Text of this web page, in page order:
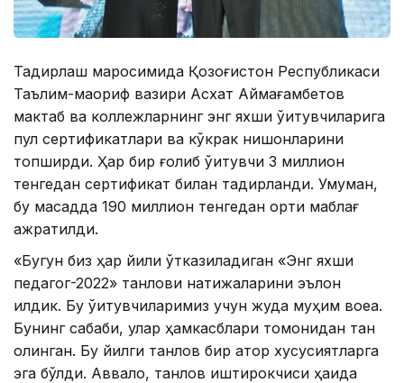
Тақдирлаш маросимида Қозоғистон Республикаси
Таълим-маориф вазири Асхат Аймағамбетов
мактаб ва коллежларнинг энг яхши ўқитувчиларига
пул сертификатлари ва кўкрак нишонларини
топширди. Ҳар бир ғолиб ўқитувчи 3 миллион
тенгедан сертификат билан тақдирланди. Умуман,
бу мақсадда 190 миллион тенгедан ортиқ маблағ
ажратилди.
«Бугун биз ҳар йили ўтказиладиган «Энг яхши
педагог-2022» танлови натижаларини эълон
қилдик. Бу ўқитувчиларимиз учун жуда муҳим воқеа.
Бунинг сабаби, улар ҳамкасблари томонидан тан
олинган. Бу йилги танлов бир қатор хусусиятларга
эга бўлди. Аввало, танлов иштирокчиси ҳақида